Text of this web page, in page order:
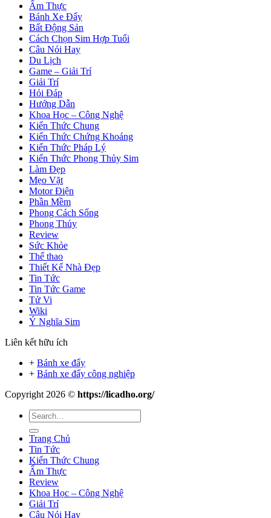
Ẩm Thực
Bánh Xe Đẩy
Bất Động Sản
Cách Chọn Sim Hợp Tuổi
Câu Nói Hay
Du Lịch
Game – Giải Trí
Giải Trí
Hỏi Đáp
Hướng Dẫn
Khoa Học – Công Nghệ
Kiến Thức Chung
Kiến Thức Chứng Khoáng
Kiến Thức Pháp Lý
Kiến Thức Phong Thủy Sim
Làm Đẹp
Mẹo Vặt
Motor Điện
Phần Mềm
Phong Cách Sống
Phong Thủy
Review
Sức Khỏe
Thể thao
Thiết Kế Nhà Đẹp
Tin Tức
Tin Tức Game
Tử Vi
Wiki
Ý Nghĩa Sim
Liên kết hữu ích
+ Bánh xe đẩy
+ Bánh xe đẩy công nghiệp
Copyright 2026 © https://licadho.org/
Trang Chủ
Tin Tức
Kiến Thức Chung
Ẩm Thực
Review
Khoa Học – Công Nghệ
Giải Trí
Câu Nói Hay